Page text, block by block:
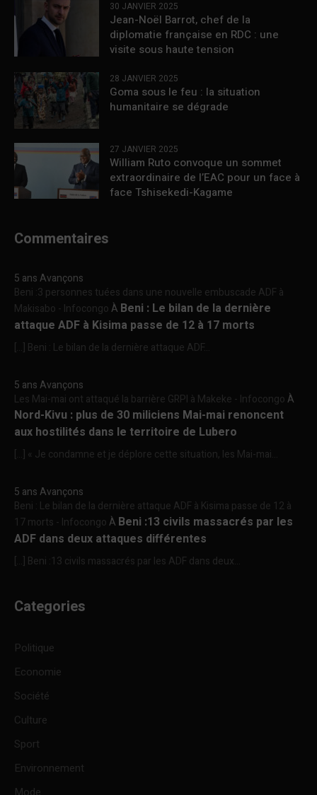
30 JANVIER 2025
Jean-Noël Barrot, chef de la
diplomatie française en RDC : une
visite sous haute tension
28 JANVIER 2025
Goma sous le feu : la situation
humanitaire se dégrade
27 JANVIER 2025
William Ruto convoque un sommet
extraordinaire de l’EAC pour un face à
face Tshisekedi-Kagame
Commentaires
5 ans Avançons
Beni :3 personnes tuées dans une nouvelle embuscade ADF à
Makisabo - InfocongoÀ Beni : Le bilan de la dernière
attaque ADF à Kisima passe de 12 à 17 morts
[…] Beni : Le bilan de la dernière attaque ADF...
5 ans Avançons
Les Mai-mai ont attaqué la barrière GRPI à Makeke - InfocongoÀ
Nord-Kivu : plus de 30 miliciens Mai-mai renoncent
aux hostilités dans le territoire de Lubero
[…] « Je condamne et je déplore cette situation, les Mai-mai...
5 ans Avançons
Beni : Le bilan de la dernière attaque ADF à Kisima passe de 12 à
17 morts - InfocongoÀ Beni :13 civils massacrés par les
ADF dans deux attaques différentes
[…] Beni :13 civils massacrés par les ADF dans deux...
Categories
Politique
Economie
Société
Culture
Sport
Environnement
Mode